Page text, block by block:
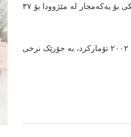
بەرزبوونەوەی نرخی نەوت دوای ئەوە دێت ٢٠ی نيسانی ئەمساڵ، نرخی نەوتی خاوی ئەمريکی بۆ يەکەمجار لە مێژوودا بۆ ٣٧
هاوکات، لە مانگی ئازاردا، نرخی نەوت لە بازاڕەکانی جیهاندا نزمترين ئاستی لە دوای ساڵی ٢٠٠٢ تۆمارکرد، بە جۆرێک نرخی